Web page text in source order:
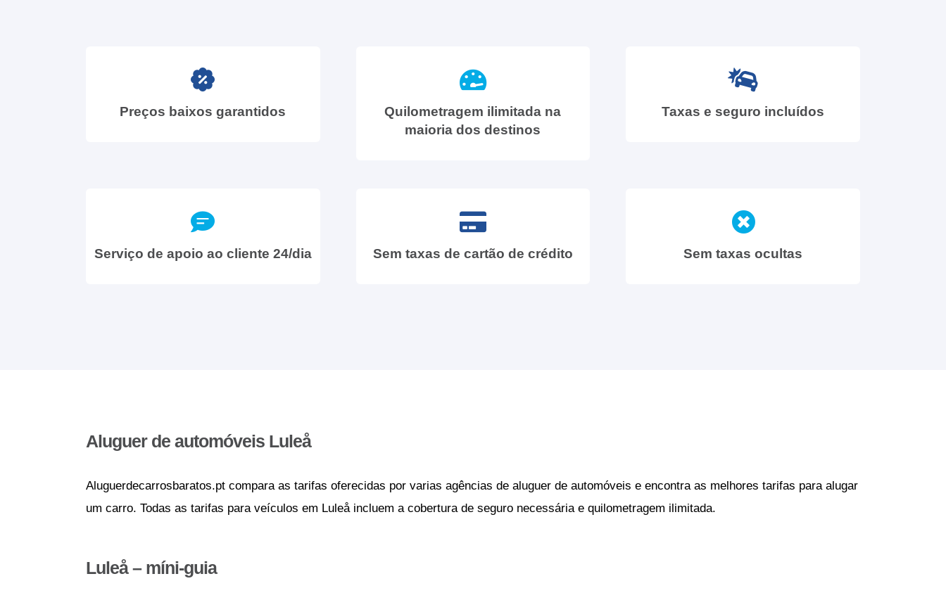
Preços baixos garantidos
Quilometragem ilimitada na
maioria dos destinos
Taxas e seguro incluídos
Serviço de apoio ao cliente 24/dia Sem taxas de cartão de crédito Sem taxas ocultas
Aluguer de automóveis Luleå
Aluguerdecarrosbaratos.pt compara as tarifas oferecidas por varias agências de aluguer de automóveis e encontra as melhores tarifas para alugar
um carro. Todas as tarifas para veículos em Luleå incluem a cobertura de seguro necessária e quilometragem ilimitada.
Luleå – míni-guia